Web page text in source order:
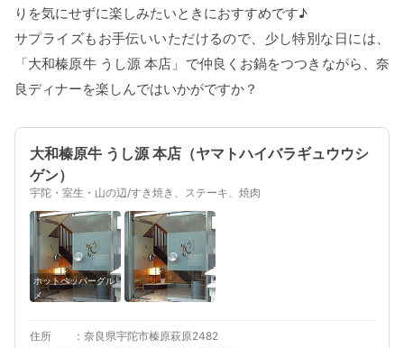
りを気にせずに楽しみたいときにおすすめです♪
サプライズもお手伝いいただけるので、少し特別な日には、
「大和榛原牛 うし源 本店」で仲良くお鍋をつつきながら、奈
良ディナーを楽しんではいかがですか？
大和榛原牛 うし源 本店（ヤマトハイバラギュウウシ
ゲン）
宇陀・室生・山の辺/すき焼き、ステーキ、焼肉
ホットペッパーグル
メ
住所
奈良県宇陀市榛原萩原2482